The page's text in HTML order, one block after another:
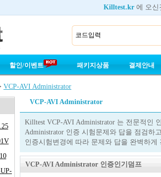
Killtest.kr 에 오
할인/이벤트 패키지상품 결제안내
VCP-AVI Administrator
VCP-AVI Administrator
Killtest VCP-AVI Administrator 는 전문적인
Administrator 인증 시험문제와 답을 점검하
인증시험변경에 따라 문제와 답을 완벽하게
VCP-AVI Administrator 인증인기덤프